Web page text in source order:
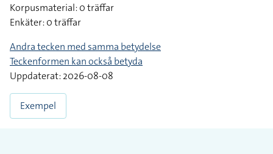
Korpusmaterial: 0 träffar
Enkäter: 0 träffar
Andra tecken med samma betydelse
Teckenformen kan också betyda
Uppdaterat: 2026-08-08
Exempel